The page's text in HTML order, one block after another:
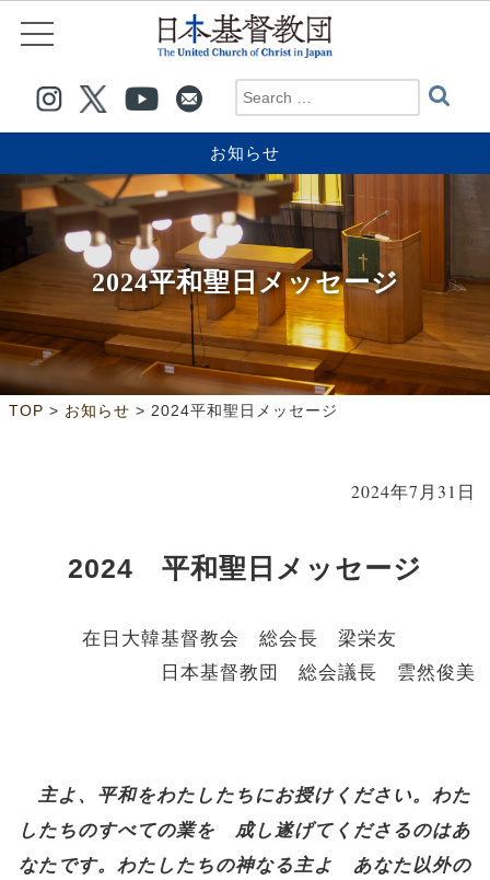
お知らせ
2024平和聖日メッセージ
TOP > お知らせ > 2024平和聖日メッセージ
2024年7月31日
2024 平和聖日メッセージ
在日大韓基督教会 総会長 梁栄友
日本基督教団 総会議長 雲然俊美
主よ、平和をわたしたちにお授けください。わた
したちのすべての業を 成し遂げてくださるのはあ
なたです。わたしたちの神なる主よ あなた以外の